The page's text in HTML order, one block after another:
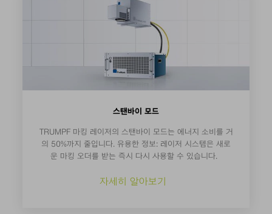
스탠바이 모드
TRUMPF 마킹 레이저의 스탠바이 모드는 에너지 소비를 거
의 50%까지 줄입니다. 유용한 정보: 레이저 시스템은 새로
운 마킹 오더를 받는 즉시 다시 사용할 수 있습니다.
자세히 알아보기